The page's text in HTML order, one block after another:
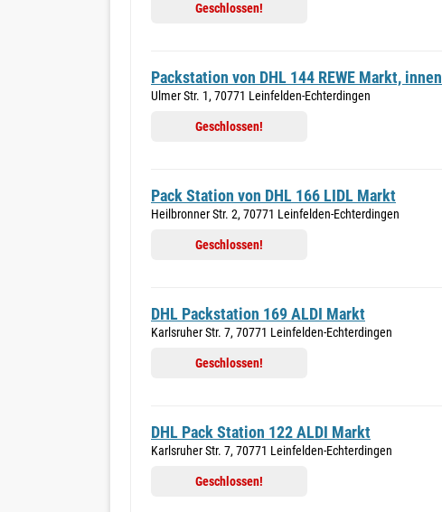
Geschlossen!
Packstation von DHL 144 REWE Markt, innen
Ulmer Str. 1, 70771 Leinfelden-Echterdingen
Geschlossen!
Pack Station von DHL 166 LIDL Markt
Heilbronner Str. 2, 70771 Leinfelden-Echterdingen
Geschlossen!
DHL Packstation 169 ALDI Markt
Karlsruher Str. 7, 70771 Leinfelden-Echterdingen
Geschlossen!
DHL Pack Station 122 ALDI Markt
Karlsruher Str. 7, 70771 Leinfelden-Echterdingen
Geschlossen!